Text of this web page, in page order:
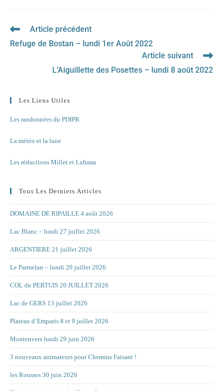
Read
articles
Article précédent
Refuge de Bostan – lundi 1er Août 2022
Article suivant
L’Aiguillette des Posettes – lundi 8 août 2022
Les Liens Utiles
Les randonnées du PDIPR
La météo et la lune
Les réductions Millet et Lafuma
Tous Les Derniers Articles
DOMAINE DE RIPAILLE 4 août 2026
Lac Blanc – lundi 27 juillet 2026
ARGENTIERE 21 juillet 2026
Le Parmelan – lundi 20 juillet 2026
COL du PERTUIS 20 JUILLET 2026
Lac de GERS 13 juillet 2026
Plateau d’Emparis 8 et 9 juillet 2026
Montenvers lundi 29 juin 2026
3 nouveaux animateurs pour Chemins Faisant !
les Rousses 30 juin 2026